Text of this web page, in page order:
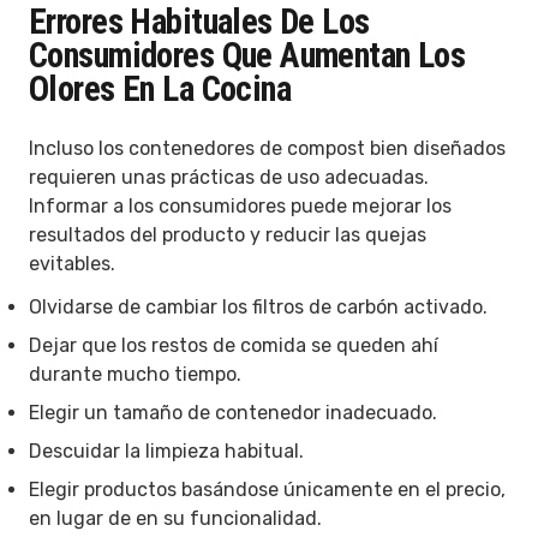
Errores Habituales De Los
Consumidores Que Aumentan Los
Olores En La Cocina
Incluso los contenedores de compost bien diseñados
requieren unas prácticas de uso adecuadas.
Informar a los consumidores puede mejorar los
resultados del producto y reducir las quejas
evitables.
Olvidarse de cambiar los filtros de carbón activado.
Dejar que los restos de comida se queden ahí
durante mucho tiempo.
Elegir un tamaño de contenedor inadecuado.
Descuidar la limpieza habitual.
Elegir productos basándose únicamente en el precio,
en lugar de en su funcionalidad.